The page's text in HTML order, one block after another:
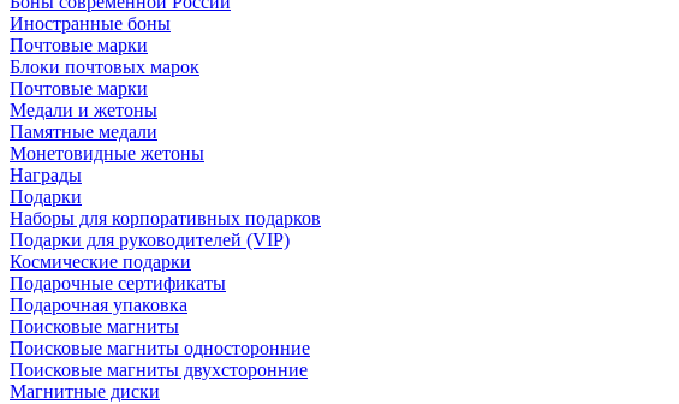
Иностранные боны
Почтовые марки
Блоки почтовых марок
Почтовые марки
Медали и жетоны
Памятные медали
Монетовидные жетоны
Награды
Подарки
Наборы для корпоративных подарков
Подарки для руководителей (VIP)
Космические подарки
Подарочные сертификаты
Подарочная упаковка
Поисковые магниты
Поисковые магниты односторонние
Поисковые магниты двухсторонние
Магнитные диски